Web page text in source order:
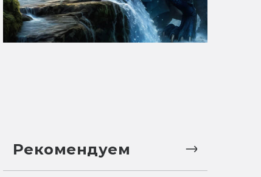
Рекомендуем